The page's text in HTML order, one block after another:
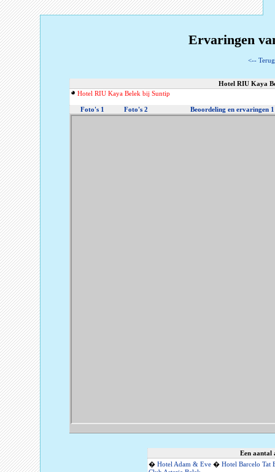
Ervaringen
<--
Hotel RIU Kaya
Hotel RIU Kaya Belek bij Suntip
Foto's 1 Foto's 2 Beoordeling en ervaringen 1
Een aantal
� Hotel Adam & Eve � Hotel Barcelo Tat